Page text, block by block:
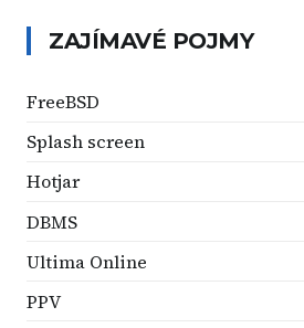
ZAJÍMAVÉ POJMY
FreeBSD
Splash screen
Hotjar
DBMS
Ultima Online
PPV